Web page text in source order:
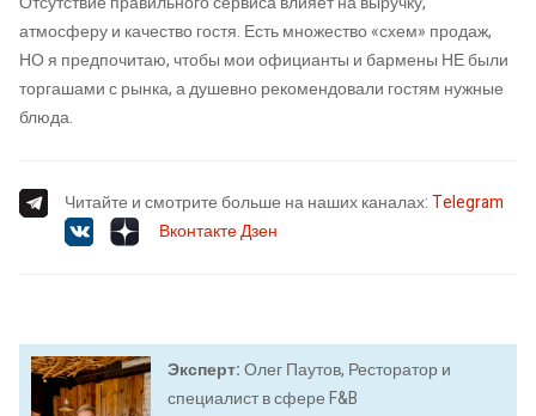
атмосферу и качество гостя. Есть множество «схем» продаж,
НО я предпочитаю, чтобы мои официанты и бармены НЕ были
торгашами с рынка, а душевно рекомендовали гостям нужные
блюда.
Читайте и смотрите больше на наших каналах:Telegram
ВконтактеДзен
Эксперт:Олег Паутов, Ресторатор и
специалист в сфере F&B